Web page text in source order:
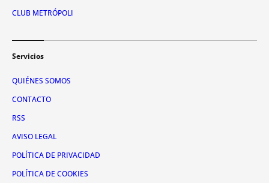
CLUB METRÓPOLI
Servicios
QUIÉNES SOMOS
CONTACTO
RSS
AVISO LEGAL
POLÍTICA DE PRIVACIDAD
POLÍTICA DE COOKIES